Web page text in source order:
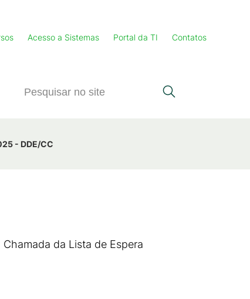
Acesso a Sistemas Portal da TI Contatos
- DDE/CC
da Lista de Espera